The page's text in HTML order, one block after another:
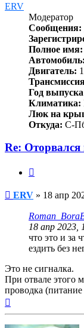
ERV
Модератор
Сообщения:
Полное имя:
Автомобиль:
Двигатель:
Год
Климатика:
Люк на
Откуда: С-
Re:
Сообщение
ERV » 18 апр
18 апр 2023,
что это и за
ездить без
Это не сигналка.
При отвале этого
проводка (питание